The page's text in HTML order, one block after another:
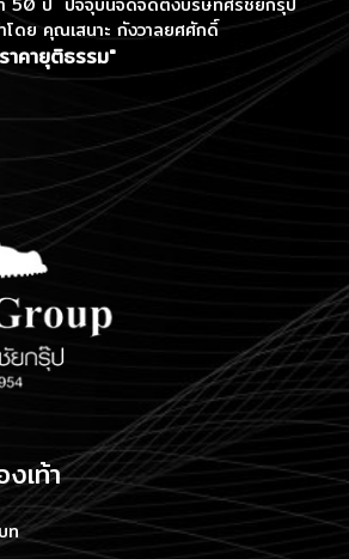
โดย คุณเสนาะ กังวาลยศศักดิ์
คายุติธรรม"
งเท้า
ท